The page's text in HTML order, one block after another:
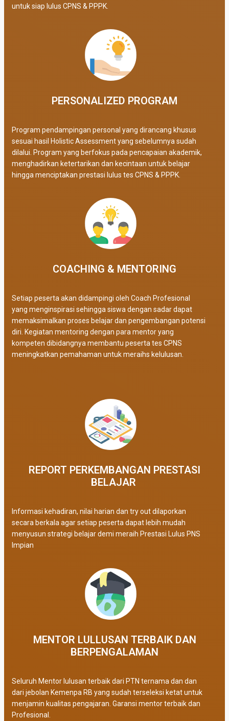
untuk siap lulus CPNS & PPPK.
PERSONALIZED PROGRAM​
Program pendampingan personal yang dirancang khusus
sesuai hasil Holistic Assessment yang sebelumnya sudah
dilalui. Program yang berfokus pada pencapaian akademik,
menghadirkan ketertarikan dan kecintaan untuk belajar
hingga menciptakan prestasi lulus tes CPNS & PPPK.
COACHING & MENTORING
Setiap peserta akan didampingi oleh Coach Profesional
yang menginspirasi sehingga siswa dengan sadar dapat
memaksimalkan proses belajar dan pengembangan potensi
diri. Kegiatan mentoring dengan para mentor yang
kompeten dibidangnya membantu peserta tes CPNS
meningkatkan pemahaman untuk meraihs kelulusan.
REPORT PERKEMBANGAN PRESTASI
BELAJAR ​
Informasi kehadiran, nilai harian dan try out dilaporkan
secara berkala agar setiap peserta dapat lebih mudah
menyusun strategi belajar demi meraih Prestasi Lulus PNS
Impian
MENTOR LULLUSAN TERBAIK DAN
BERPENGALAMAN
Seluruh Mentor lulusan terbaik dari PTN ternama dan dan
dari jebolan Kemenpa RB yang sudah terseleksi ketat untuk
menjamin kualitas pengajaran. Garansi mentor terbaik dan
Profesional.